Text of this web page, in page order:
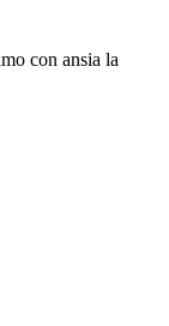
con ansia la